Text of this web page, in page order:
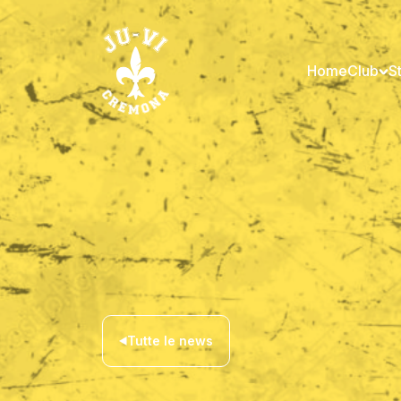
HomeClub
Tutte le news